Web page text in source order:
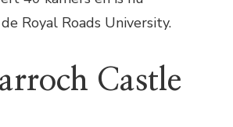
Royal Roads University.
Castle